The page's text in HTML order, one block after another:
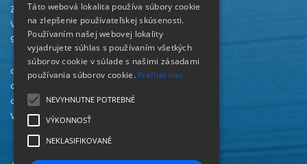
Záhorská knižnica
Vajanského 28
905 01 Senica
odd. beletrie 034/654 3780
odd. odbornej literatúry 034/651 2710
odd. pre deti a mládež 034/654 6519
Viac kontaktov nájdete
Táto webová lokalita používa súbory cookie
na zlepšenie používateľskej skúsenosti.
Používaním našej webovej lokality
vyjadrujete súhlas s používaním všetkých
súborov cookie v súlade s našimi zásadami
používania súborov cookie. Prečítať viac
NEVYHNUTNE POTREBNÉ
VÝKONNOSŤ
NEKLASIFIKOVANÉ